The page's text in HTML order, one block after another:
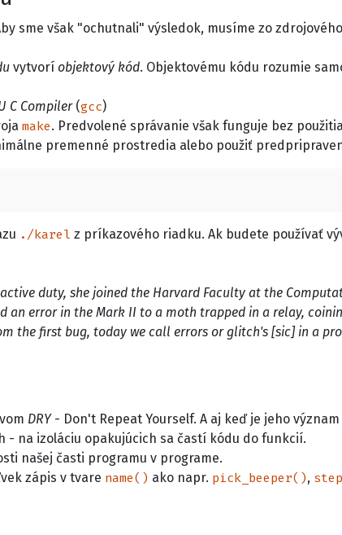
sme však "ochutnali" výsledok, musíme zo
vytvorí objektový kód. Objektovému kódu rozumie
C Compiler(gcc)
make. Predvolené správanie však funguje bez
premenné prostredia alebo použiť
./karel z príkazového riadku. Ak budete používať
duty, she joined the Harvard Faculty at the
an error in the Mark II to a moth trapped in a relay,
the first bug, today we call errors or glitch's [sic] in a
DRY- Don't Repeat Yourself. A aj keď je jeho
na izoláciu opakujúcich sa častí kódu do funkcií.
našej časti programu v programe.
zápis v tvare name() ako napr. pick_beeper(),